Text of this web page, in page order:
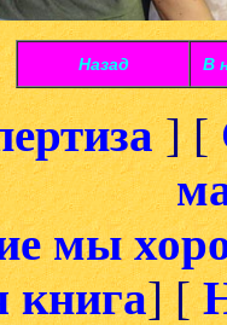
Назад В
] [
мы
книга] [